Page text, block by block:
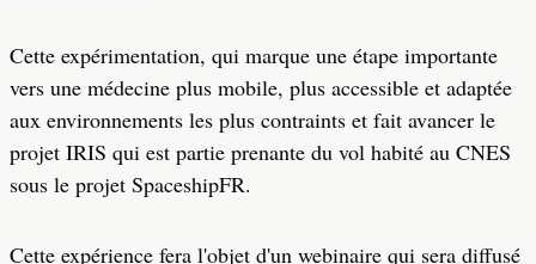
Cette expérimentation, qui marque une étape importante
vers une médecine plus mobile, plus accessible et adaptée
aux environnements les plus contraints et fait avancer le
projet IRIS qui est partie prenante du vol habité au CNES
sous le projet SpaceshipFR.
Cette expérience fera l'objet d'un webinaire qui sera diffusé